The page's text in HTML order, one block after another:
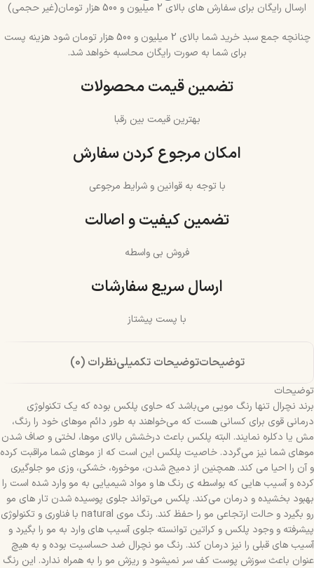
ارسال رایگان برای سفارش های بالای 2 میلیون و 500 هزار تومان(غیر حجمی)
چنانچه جمع سبد خرید شما بالای 2 میلیون و 500 هزار تومان شود هزینه پست
برای شما به صورت رایگان محاسبه خواهد شد.
تضمین قیمت محصولات
بهترین قیمت بین رقبا
امکان مرجوع کردن سفارش
با توجه به قوانین و شرایط مرجوعی
تضمین کیفیت و اصالت
فروش بی واسطه
ارسال سریع سفارشات
با پست پیشتاز
توضیحاتتوضیحات تکمیلینظرات (0)
توضیحات
برند نچرال تنها رنگ مویی می‌باشد که حاوی پلکس بوده که یک تکنولوژی
درمانی قوی برای کسانی هست که می‌خواهند به طور دائم موهای خود را رنگ،
مش یا دکلره نمایند. البته پلکس باعث درخشش بالای موها، لختی و صاف شدن
موهای شما نیز می‌گردد. خاصیت پلکس این است که از موهای شما مراقبت کرده
و آن را احیا می کند. همچنین از دمیج شدن، موخوره، خشکی، وزی مو جلوگیری
کرده و آسیب هایی که بواسطه ی رنگ ها و مواد شیمیایی به مو وارد شده است را
بهبود بخشیده و درمان می‌کند. پلکس می‌تواند جلوی پوسیده شدن تار های مو
رو بگیرد و حالت ارتجاعی مو را حفظ کند. رنگ موی natural با فناوری و تکنولوژی
پیشرفته و وجود پلکس و کراتین توانسته جلوی آسیب های وارد به مو را بگیرد و
آسیب های قبلی را نیز درمان کند. رنگ مو نچرال ضد حساسیت بوده و به هیچ
عنوان باعث سوزش پوست کف سر نمیشود و ریزش مو را به همراه ندارد. این رنگ